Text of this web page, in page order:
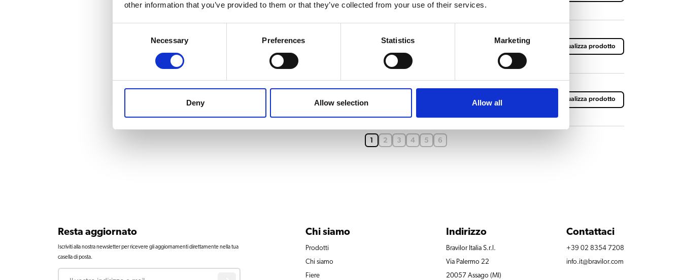
other information that you’ve provided to them or that they’ve collected from your use of their services.
Necessary Preferences Statistics Marketing
Deny Allow selection Allow all
B20 HW con cestini per infusione Visualizza prodotto
Visualizza prodotto
1 2 3 4 5 6
Resta aggiornato
Iscriviti alla nostra newsletter per ricevere gli aggiornamenti direttamente nella tua
casella di posta.
Email
Chi siamo
Prodotti
Chi siamo
Fiere
Indirizzo
Bravilor Italia S.r.l.
Via Palermo 22
20057 Assago (MI)
Contattaci
+39 02 8354 7208
info.it@bravilor.com